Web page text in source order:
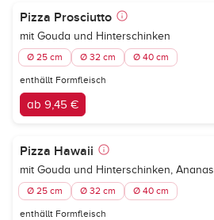
Pizza Prosciutto
mit Gouda und Hinterschinken
Ø 25 cm Ø 32 cm Ø 40 cm
enthällt Formfleisch
ab 9,45 €
Pizza Hawaii
mit Gouda und Hinterschinken, Ananas
Ø 25 cm Ø 32 cm Ø 40 cm
enthällt Formfleisch